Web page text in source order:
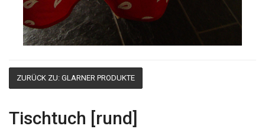
ZURÜCK ZU: GLARNER PRODUKTE
Tischtuch [rund]